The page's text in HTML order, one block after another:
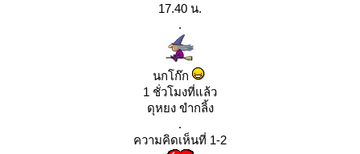
17.40 น.
.
นกโก๊ก
1 ชั่วโมงที่แล้ว
ดุหยง ขำกลิ้ง
.
ความคิดเห็นที่ 1-2